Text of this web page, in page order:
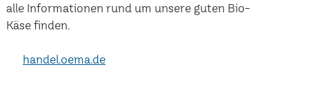
alle Informationen rund um unsere guten Bio-
Käse finden.
handel.oema.de